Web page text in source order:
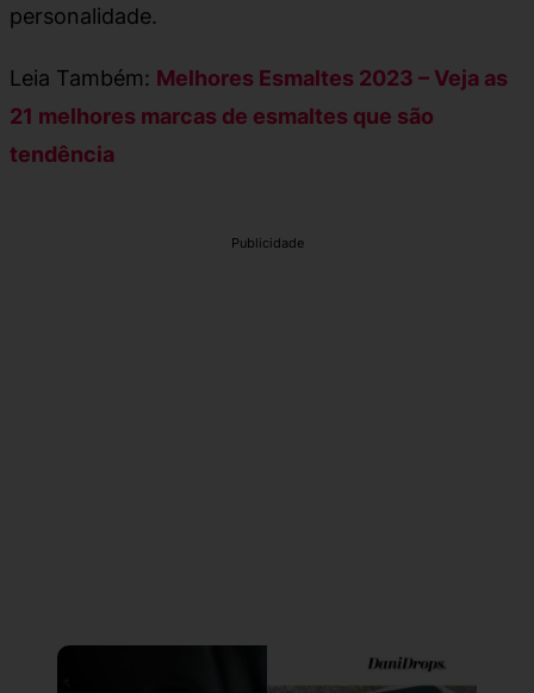
personalidade.
Leia Também: Melhores Esmaltes 2023 – Veja as
21 melhores marcas de esmaltes que são
tendência
Publicidade